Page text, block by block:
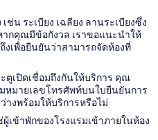
น ระเบียง เฉลียง ลานระเบียงซึ่ง
ากคุณมีข้อกังวล เราขอแนะนำให้
งเพื่อยืนยันว่าสามารถจัดห้องที่
ตูเปิดเชื่อมถึงกันให้บริการ คุณ
หมายเลขโทรศัพท์บนใบยืนยันการ
างพร้อมให้บริการหรือไม่
ข้าพักของโรงแรมเข้าภายในห้อง